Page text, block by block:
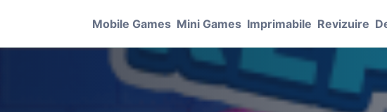
Mobile Games Mini Games Imprimabile Revizuire